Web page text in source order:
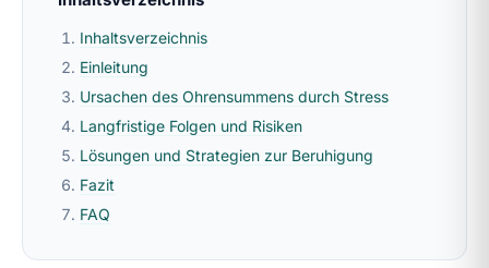
Inhaltsverzeichnis
Einleitung
Ursachen des Ohrensummens durch Stress
Langfristige Folgen und Risiken
Lösungen und Strategien zur Beruhigung
Fazit
FAQ